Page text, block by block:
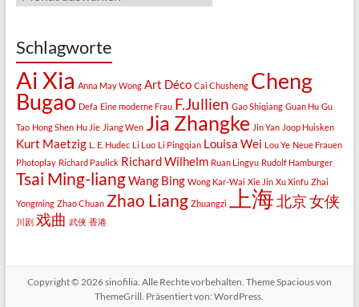
Schlagworte
Ai Xia Anna May Wong Art Déco Cai Chusheng Cheng
Bugao Defa Eine moderne Frau F.Jullien Gao Shiqiang Guan Hu Gu
Tao Hong Shen Hu Jie Jiang Wen Jia Zhangke Jin Yan Joop Huisken
Kurt Maetzig L. E. Hudec Li Luo Li Pingqian Louisa Wei Lou Ye Neue Frauen
Photoplay Richard Paulick Richard Wilhelm Ruan Lingyu Rudolf Hamburger
Tsai Ming-liangWang Bing Wong Kar-Wai Xie Jin Xu Xinfu Zhai
Yongming Zhao Chuan Zhao Liang Zhuangzi 上海北京女侠
川剧 戏曲 武侠 香港
Copyright © 2026sinofilia. Alle Rechte vorbehalten. ThemeSpaciousvon
ThemeGrill. Präsentiert von:WordPress